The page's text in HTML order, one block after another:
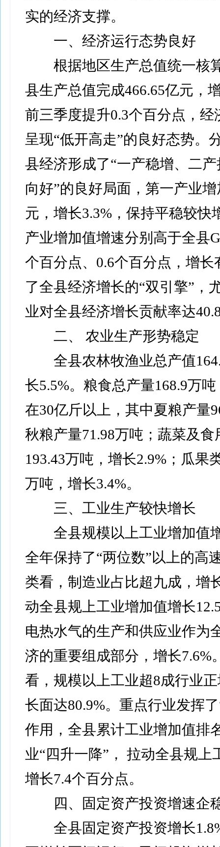
实的经济支撑。
一、经济运行态势良好
根据地区生产总值统一核
县生产总值完成466.65亿元，
前三季度提升0.3个百分点，经
呈现“低开高走”的良好态势。
县经济形成了“一产稳增、二
向好”的良好局面，第一产业增
元，增长3.3%，保持平稳较快
产业增加值增速分别高于全县
个百分点、0.6个百分点，增长
了全县经济增长的“双引擎”，
业对全县经济增长贡献率达
二、 农业生产形势稳定
全县农林牧渔业总产值
长5.5%。粮食总产量168.9万
在30亿斤以上，其中夏粮产量
秋粮产量71.98万吨；蔬菜及食
193.43万吨，增长2.9%；瓜果
万吨，增长3.4%。
三、工业生产较快增长
全县规模以上工业增加值
全年保持了“两位数”以上的高
类看，制造业占比超九成，增
动全县规上工业增加值增长
电热水气的生产和供应业作为
济的重要组成部分，增长7.6%
看，规模以上工业超8成行业
长面达80.9%。重点行业发挥
作用，全县累计工业增加值排
业“四升一降”， 拉动全县规上
增长7.4个百分点。
四、固定资产投资增速企
全县固定资产投资增长